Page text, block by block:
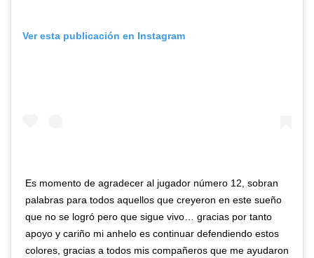
Ver esta publicación en Instagram
Es momento de agradecer al jugador número 12, sobran
palabras para todos aquellos que creyeron en este sueño
que no se logró pero que sigue vivo… gracias por tanto
apoyo y cariño mi anhelo es continuar defendiendo estos
colores, gracias a todos mis compañeros que me ayudaron